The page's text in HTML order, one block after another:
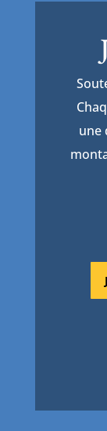
une